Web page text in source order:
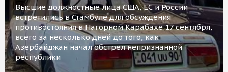
Высшие должностные лица США, ЕС и России
встретились в Стамбуле для обсуждения
противостояния в Нагорном Карабахе 17 сентября,
всего за несколько дней до того, как
Азербайджан начал обстрел непризнанной
республики